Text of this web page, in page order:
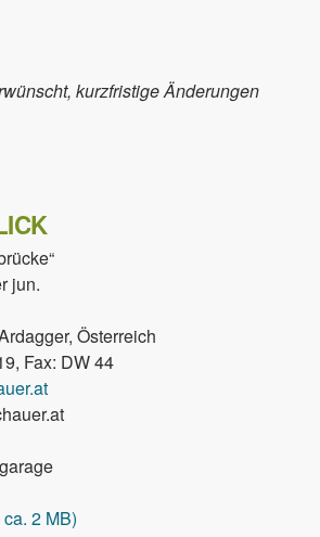
kurzfristige Änderungen
jun.
Österreich
Fax: DW 44
2 MB)